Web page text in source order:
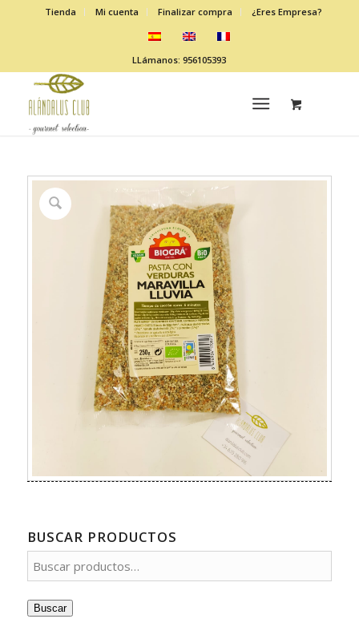
Tienda Mi cuenta Finalizar compra ¿Eres Empresa?
LLámanos: 956105393
BUSCAR PRODUCTOS
Buscar